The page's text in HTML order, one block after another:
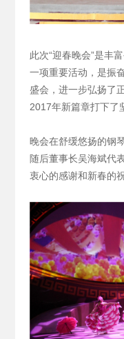
此次“迎春晚会”是丰
一项重要活动，是振
盛会，进一步弘扬了
2017年新篇章打下了
晚会在舒缓悠扬的钢
随后董事长吴海斌代
衷心的感谢和新春的祝